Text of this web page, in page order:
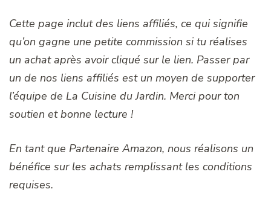
Cette page inclut des liens affiliés, ce qui signifie
qu’on gagne une petite commission si tu réalises
un achat après avoir cliqué sur le lien. Passer par
un de nos liens affiliés est un moyen de supporter
l’équipe de La Cuisine du Jardin. Merci pour ton
soutien et bonne lecture !
En tant que Partenaire Amazon, nous réalisons un
bénéfice sur les achats remplissant les conditions
requises.